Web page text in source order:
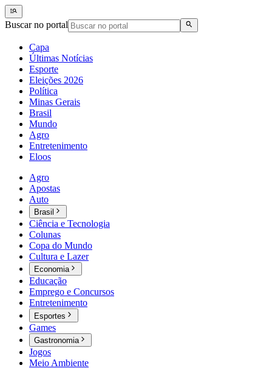
Buscar no portal
Capa
Últimas Notícias
Esporte
Eleições 2026
Política
Minas Gerais
Brasil
Mundo
Agro
Entretenimento
Eloos
Agro
Apostas
Auto
Brasil
Ciência e Tecnologia
Colunas
Copa do Mundo
Cultura e Lazer
Economia
Educação
Emprego e Concursos
Entretenimento
Esportes
Games
Gastronomia
Jogos
Meio Ambiente